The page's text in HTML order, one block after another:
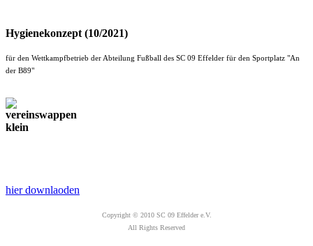
Hygienekonzept (10/2021)
für den Wettkampfbetrieb der Abteilung Fußball des SC 09 Effelder für den Sportplatz "An
der B89"
hier downlaoden
Copyright © 2010 SC 09 Effelder e.V.
All Rights Reserved